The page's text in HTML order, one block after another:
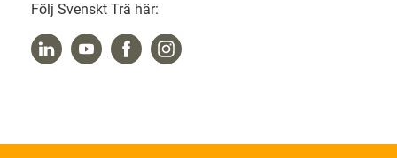
Följ Svenskt Trä här: